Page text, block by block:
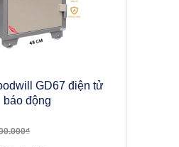
GD67 điện tử
báo động